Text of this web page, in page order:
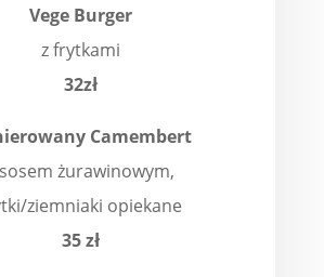
Vege Burger
z frytkami
32zł
Camembert
żurawinowym,
ziemniaki opiekane
35 zł